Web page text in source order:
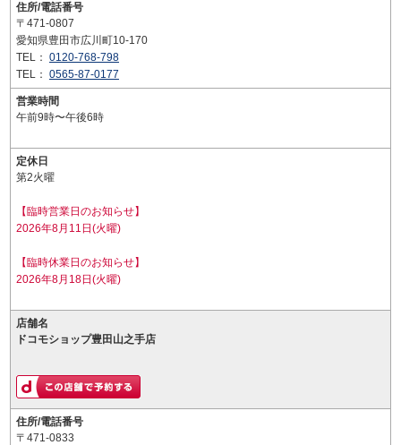
住所/電話番号
〒471-0807
愛知県豊田市広川町10-170
TEL： 0120-768-798
TEL： 0565-87-0177
営業時間
午前9時〜午後6時
定休日
第2火曜
【臨時営業日のお知らせ】
2026年8月11日(火曜)
【臨時休業日のお知らせ】
2026年8月18日(火曜)
店舗名
ドコモショップ豊田山之手店
住所/電話番号
〒471-0833